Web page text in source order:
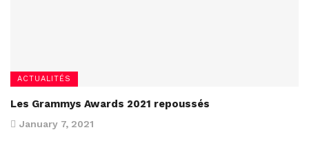
ACTUALITÉS
Les Grammys Awards 2021 repoussés
January 7, 2021